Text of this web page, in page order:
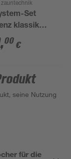
Set
klassik
cm
,00 €
seine Nutzung
für die